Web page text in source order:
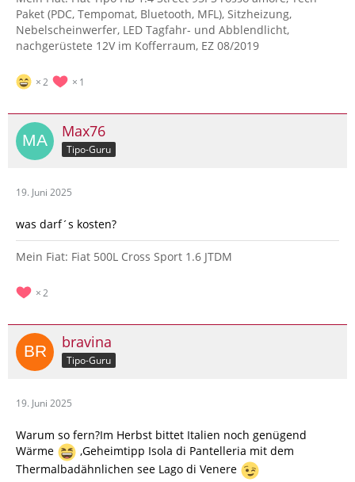
Paket (PDC, Tempomat, Bluetooth, MFL), Sitzheizung,
Nebelscheinwerfer, LED Tagfahr- und Abblendlicht,
nachgerüstete 12V im Kofferraum, EZ 08/2019
2 1
Max76
Tipo-Guru
19. Juni 2025
was darf´s kosten?
Mein Fiat: Fiat 500L Cross Sport 1.6 JTDM
2
bravina
Tipo-Guru
19. Juni 2025
Warum so fern?Im Herbst bittet Italien noch genügend
Wärme
,Geheimtipp Isola di Pantelleria mit dem
Thermalbadähnlichen see Lago di Venere